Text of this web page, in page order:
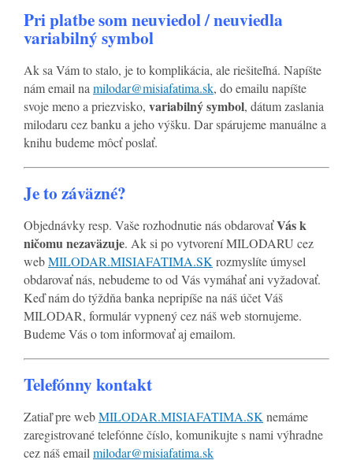
Pri platbe som neuviedol / neuviedla
variabilný symbol
Ak sa Vám to stalo, je to komplikácia, ale riešiteľná. Napíšte
nám email na milodar@misiafatima.sk, do emailu napíšte
svoje meno a priezvisko, variabilný symbol, dátum zaslania
milodaru cez banku a jeho výšku. Dar spárujeme manuálne a
knihu budeme môcť poslať.
Je to záväzné?
Objednávky resp. Vaše rozhodnutie nás obdarovaťVás k
ničomu nezaväzuje. Ak si po vytvorení MILODARU cez
webMILODAR.MISIAFATIMA.SK rozmyslíte úmysel
obdarovať nás, nebudeme to od Vás vymáhať ani vyžadovať.
Keď nám do týždňa banka nepripíše na náš účet Váš
MILODAR, formulár vypnený cez náš web stornujeme.
Budeme Vás o tom informovať aj emailom.
Telefónny kontakt
Zatiaľ pre webMILODAR.MISIAFATIMA.SK nemáme
zaregistrované telefónne číslo, komunikujte s nami výhradne
cez náš email milodar@misiafatima.sk